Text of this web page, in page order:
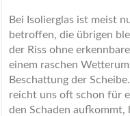
Bei Isolierglas ist meist
betroffen, die übrigen
der Riss ohne
einem raschen
Beschattung der
reicht uns oft schon für
den Schaden